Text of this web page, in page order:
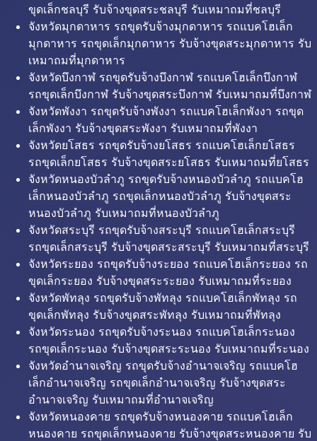
ขุดเล็กชลบุรี รับจ้างขุดสระชลบุรี รับเหมาถมที่ชลบุรี
จังหวัดมุกดาหาร รถขุดรับจ้างมุกดาหาร รถแบคโฮเล็ก
มุกดาหาร รถขุดเล็กมุกดาหาร รับจ้างขุดสระมุกดาหาร รับ
เหมาถมที่มุกดาหาร
จังหวัดบึงกาฬ รถขุดรับจ้างบึงกาฬ รถแบคโฮเล็กบึงกาฬ
รถขุดเล็กบึงกาฬ รับจ้างขุดสระบึงกาฬ รับเหมาถมที่บึงกาฬ
จังหวัดพังงา รถขุดรับจ้างพังงา รถแบคโฮเล็กพังงา รถขุด
เล็กพังงา รับจ้างขุดสระพังงา รับเหมาถมที่พังงา
จังหวัดยโสธร รถขุดรับจ้างยโสธร รถแบคโฮเล็กยโสธร
รถขุดเล็กยโสธร รับจ้างขุดสระยโสธร รับเหมาถมที่ยโสธร
จังหวัดหนองบัวลำภู รถขุดรับจ้างหนองบัวลำภู รถแบคโฮ
เล็กหนองบัวลำภู รถขุดเล็กหนองบัวลำภู รับจ้างขุดสระ
หนองบัวลำภู รับเหมาถมที่หนองบัวลำภู
จังหวัดสระบุรี รถขุดรับจ้างสระบุรี รถแบคโฮเล็กสระบุรี
รถขุดเล็กสระบุรี รับจ้างขุดสระสระบุรี รับเหมาถมที่สระบุรี
จังหวัดระยอง รถขุดรับจ้างระยอง รถแบคโฮเล็กระยอง รถ
ขุดเล็กระยอง รับจ้างขุดสระระยอง รับเหมาถมที่ระยอง
จังหวัดพัทลุง รถขุดรับจ้างพัทลุง รถแบคโฮเล็กพัทลุง รถ
ขุดเล็กพัทลุง รับจ้างขุดสระพัทลุง รับเหมาถมที่พัทลุง
จังหวัดระนอง รถขุดรับจ้างระนอง รถแบคโฮเล็กระนอง
รถขุดเล็กระนอง รับจ้างขุดสระระนอง รับเหมาถมที่ระนอง
จังหวัดอำนาจเจริญ รถขุดรับจ้างอำนาจเจริญ รถแบคโฮ
เล็กอำนาจเจริญ รถขุดเล็กอำนาจเจริญ รับจ้างขุดสระ
อำนาจเจริญ รับเหมาถมที่อำนาจเจริญ
จังหวัดหนองคาย รถขุดรับจ้างหนองคาย รถแบคโฮเล็ก
หนองคาย รถขุดเล็กหนองคาย รับจ้างขุดสระหนองคาย รับ